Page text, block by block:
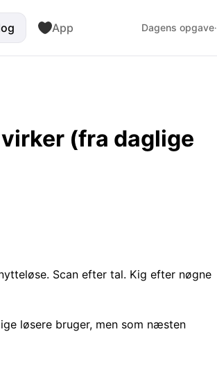
App Dagens opgave·
(fra daglige
Scan efter tal. Kig efter nøgne
løsere bruger, men som næsten